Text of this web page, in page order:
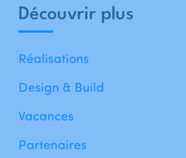
Découvrir plus
Réalisations
Design & Build
Vacances
Partenaires